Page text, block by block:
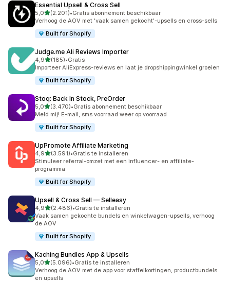
Essential Upsell & Cross Sell
5,0van 5 sterren
(2.201)
2201 recensies in totaal
•Gratis abonnement beschikbaar
Verhoog de AOV met 'vaak samen gekocht'-upsells en cross-sells
Built for Shopify
Judge.me Ali Reviews Importer
4,9van 5 sterren
(185)
185 recensies in totaal
•Gratis
Importeer AliExpress-reviews en laat je dropshippingwinkel groeien
Built for Shopify
Stoq: Back In Stock, PreOrder
5,0van 5 sterren
(3.470)
3470 recensies in totaal
•Gratis abonnement beschikbaar
Meld mij! E-mail, sms voorraad weer op voorraad
Built for Shopify
UpPromote Affiliate Marketing
4,9van 5 sterren
(3.591)
3591 recensies in totaal
•Gratis te installeren
Stimuleer referral-omzet met een influencer- en affiliate-
programma
Built for Shopify
Upsell & Cross Sell — Selleasy
4,9van 5 sterren
(2.486)
2486 recensies in totaal
•Gratis te installeren
Vaak samen gekochte bundels en winkelwagen-upsells, verhoog
de AOV
Built for Shopify
Kaching Bundles App & Upsells
5,0van 5 sterren
(5.096)
5096 recensies in totaal
•Gratis te installeren
Verhoog de AOV met de app voor staffelkortingen, productbundels
en upsells